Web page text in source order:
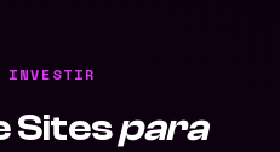
INVESTIR
Sitespara